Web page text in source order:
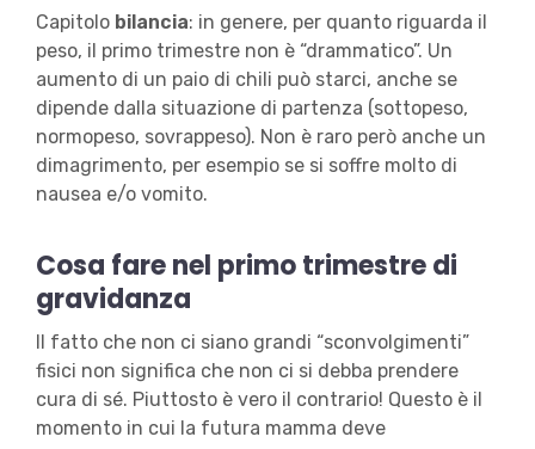
Capitolo bilancia: in genere, per quanto riguarda il
peso, il primo trimestre non è “drammatico”. Un
aumento di un paio di chili può starci, anche se
dipende dalla situazione di partenza (sottopeso,
normopeso, sovrappeso). Non è raro però anche un
dimagrimento, per esempio se si soffre molto di
nausea e/o vomito.
Cosa fare nel primo trimestre di
gravidanza
Il fatto che non ci siano grandi “sconvolgimenti”
fisici non significa che non ci si debba prendere
cura di sé. Piuttosto è vero il contrario! Questo è il
momento in cui la futura mamma deve